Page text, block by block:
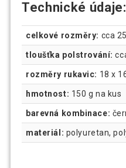
Technické údaje:
celkové rozměry: cca
tloušťka polstrování:
rozměry rukavic: 18 x
hmotnost: 150 g na kus
barevná kombinace:
materiál: polyuretan,